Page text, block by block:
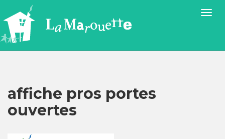
affiche pros portes
ouvertes